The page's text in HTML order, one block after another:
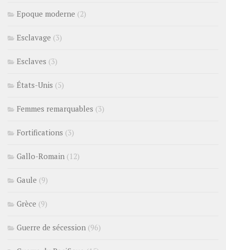
Epoque moderne (2)
Esclavage (3)
Esclaves (3)
États-Unis (5)
Femmes remarquables (3)
Fortifications (3)
Gallo-Romain (12)
Gaule (9)
Grèce (9)
Guerre de sécession (96)